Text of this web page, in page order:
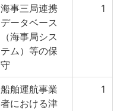
海事三局連携
データベース
（海事局シス
テム）等の保
守
1
船舶運航事業
者における津
1